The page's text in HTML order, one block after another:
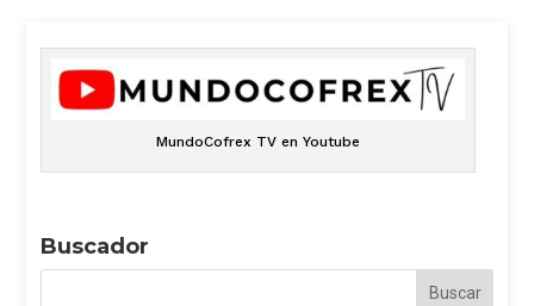
MundoCofrex TV en Youtube
Buscador